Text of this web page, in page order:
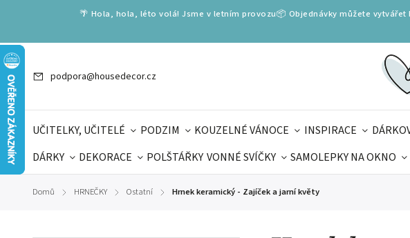
🌴 Hola, hola, léto volá! Jsme v letním provozu📦 Objednávky můžete
podpora@housedecor.cz
UČITELKY, UČITELÉ PODZIM KOUZELNÉ VÁNOCE INSPIRACE
DÁRKY
DEKORACE POLŠTÁŘKY VONNÉ SVÍČKY SAMOLEPKY NA OKNO
SLOVENSKÉ SPECIÁLY
DÁRKOVÉ VOUCHERY
Domů / HRNEČKY / Ostatní / Hrnek keramický - Zajíček a jarní květy